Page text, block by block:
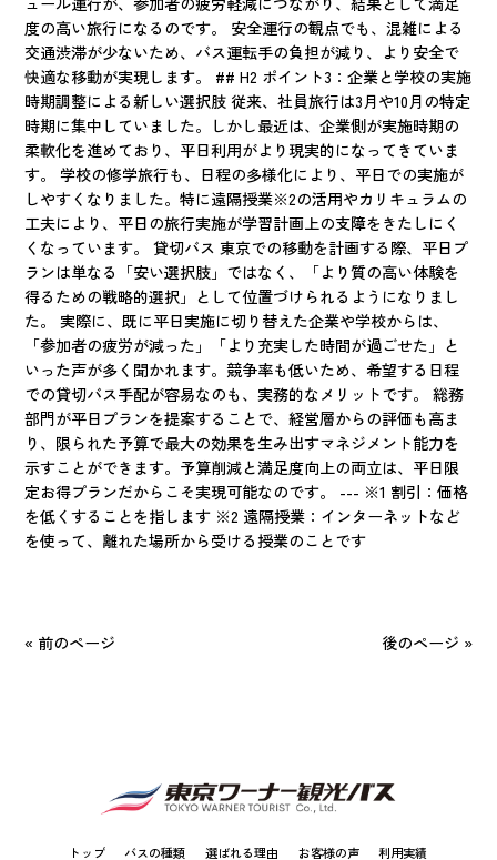
度の高い旅行になるのです。 安全運行の観点でも、混雑による
交通渋滞が少ないため、バス運転手の負担が減り、より安全で
快適な移動が実現します。 ## H2 ポイント3：企業と学校の実施
時期調整による新しい選択肢 従来、社員旅行は3月や10月の特定
時期に集中していました。しかし最近は、企業側が実施時期の
柔軟化を進めており、平日利用がより現実的になってきていま
す。 学校の修学旅行も、日程の多様化により、平日での実施が
しやすくなりました。特に遠隔授業※2の活用やカリキュラムの
工夫により、平日の旅行実施が学習計画上の支障をきたしにく
くなっています。 貸切バス 東京での移動を計画する際、平日プ
ランは単なる「安い選択肢」ではなく、「より質の高い体験を
得るための戦略的選択」として位置づけられるようになりまし
た。 実際に、既に平日実施に切り替えた企業や学校からは、
「参加者の疲労が減った」「より充実した時間が過ごせた」と
いった声が多く聞かれます。競争率も低いため、希望する日程
での貸切バス手配が容易なのも、実務的なメリットです。 総務
部門が平日プランを提案することで、経営層からの評価も高ま
り、限られた予算で最大の効果を生み出すマネジメント能力を
示すことができます。予算削減と満足度向上の両立は、平日限
定お得プランだからこそ実現可能なのです。 --- ※1 割引：価格
を低くすることを指します ※2 遠隔授業：インターネットなど
を使って、離れた場所から受ける授業のことです
« 前のページ 後のページ »
トップ バスの種類 選ばれる理由 お客様の声 利用実績